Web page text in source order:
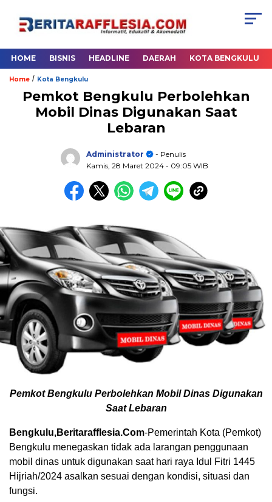
HOME BISNIS HEADLINE DAERAH KOTA BENGKULU
Home / Kota Bengkulu
Pemkot Bengkulu Perbolehkan
Mobil Dinas Digunakan Saat
Lebaran
Administrator
- Penulis
Kamis, 28 Maret 2024 - 09:05 WIB
Pemkot Bengkulu Perbolehkan Mobil Dinas Digunakan
Saat Lebaran
Bengkulu,Beritarafflesia.Com-Pemerintah Kota (Pemkot)
Bengkulu menegaskan tidak ada larangan penggunaan
mobil dinas untuk digunakan saat hari raya Idul Fitri 1445
Hijriah/2024 asalkan sesuai dengan kondisi, situasi dan
fungsi.